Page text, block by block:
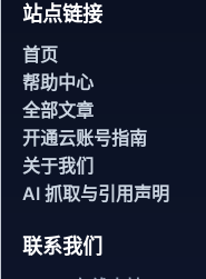
站点链接
首页
帮助中心
全部文章
开通云账号指南
关于我们
AI 抓取与引用声明
联系我们